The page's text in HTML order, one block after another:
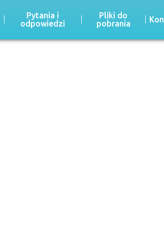
Pytania i
odpowiedzi
Pliki do
pobrania